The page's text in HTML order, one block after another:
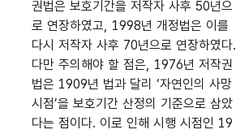
권법은 보호기간을 저작자 사후 50년으
로 연장하였고, 1998년 개정법은 이를
다시 저작자 사후 70년으로 연장하였다.
다만 주의해야 할 점은, 1976년 저작권
법은 1909년 법과 달리 ‘자연인의 사망
시점’을 보호기간 산정의 기준으로 삼았
다는 점이다. 이로 인해 시행 시점인 19